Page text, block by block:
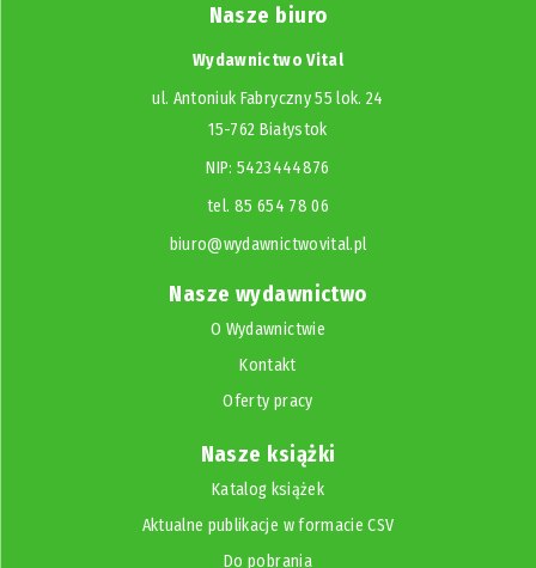
Nasze biuro
Wydawnictwo Vital
ul. Antoniuk Fabryczny 55 lok. 24
15-762 Białystok
NIP: 5423444876
tel. 85 654 78 06
biuro@wydawnictwovital.pl
Nasze wydawnictwo
O Wydawnictwie
Kontakt
Oferty pracy
Nasze książki
Katalog książek
Aktualne publikacje w formacie CSV
Do pobrania